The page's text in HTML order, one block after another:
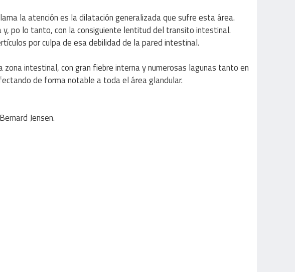
la atención es la dilatación generalizada que sufre esta área.
y, po lo tanto, con la consiguiente lentitud del transito intestinal.
por culpa de esa debilidad de la pared intestinal.
intestinal, con gran fiebre interna y numerosas lagunas tanto en
de forma notable a toda el área glandular.
Jensen.